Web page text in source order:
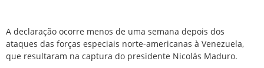
A declaração ocorre menos de uma semana depois dos
ataques das forças especiais norte-americanas à Venezuela,
que resultaram na captura do presidente Nicolás Maduro.